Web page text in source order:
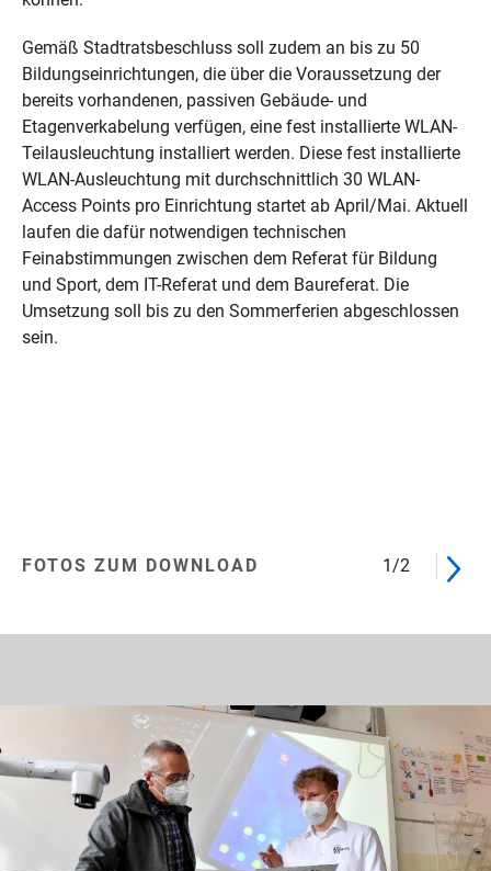
Gemäß Stadtratsbeschluss soll zudem an bis zu 50
Bildungseinrichtungen, die über die Voraussetzung der
bereits vorhandenen, passiven Gebäude- und
Etagenverkabelung verfügen, eine fest installierte WLAN-
Teilausleuchtung installiert werden. Diese fest installierte
WLAN-Ausleuchtung mit durchschnittlich 30 WLAN-
Access Points pro Einrichtung startet ab April/Mai. Aktuell
laufen die dafür notwendigen technischen
Feinabstimmungen zwischen dem Referat für Bildung
und Sport, dem IT-Referat und dem Baureferat. Die
Umsetzung soll bis zu den Sommerferien abgeschlossen
sein.
FOTOS ZUM DOWNLOAD